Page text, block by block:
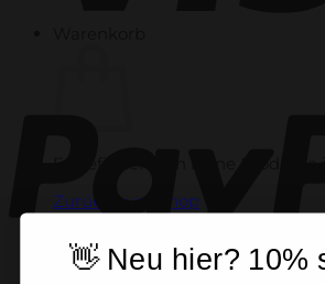
Zurück zum Shop
👋 Neu hier? 10%